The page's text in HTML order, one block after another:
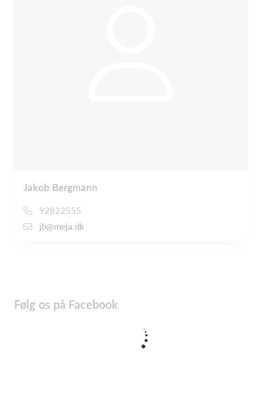
Jakob Bergmann
92822555
jb@meja.dk
Følg os på Facebook